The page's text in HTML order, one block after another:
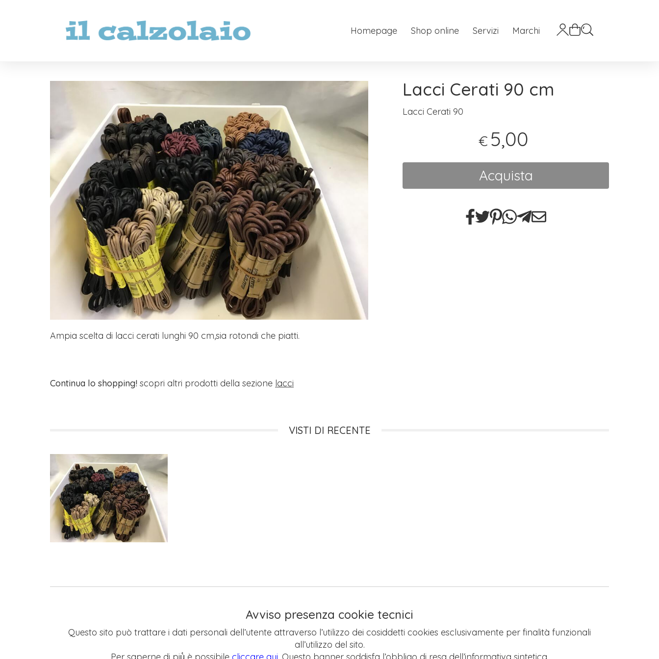
Homepage Shop online Servizi Marchi
Ampia scelta di lacci cerati lunghi 90 cm,sia rotondi che piatti.
Lacci Cerati 90 cm
Lacci Cerati 90
€ 5,00
Acquista
Continua lo shopping! scopri altri prodotti della sezione lacci
VISTI DI RECENTE
Avviso presenza cookie tecnici
Questo sito può trattare i dati personali dell’utente attraverso l’utilizzo dei cosiddetti cookies esclusivamente per finalità funzionali
all’utilizzo del sito.
Per saperne di più̀ è possibile cliccare qui . Questo banner soddisfa l’obbligo di resa dell’informativa sintetica.